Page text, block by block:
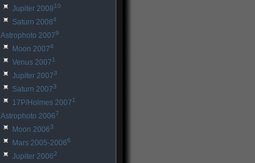
Jupiter 200810
Saturn 20084
Astrophoto 20079
Moon 20074
Venus 20071
Jupiter 20073
Saturn 20073
17P/Holmes 20071
Astrophoto 20067
Moon 20063
Mars 2005-20066
Jupiter 20062